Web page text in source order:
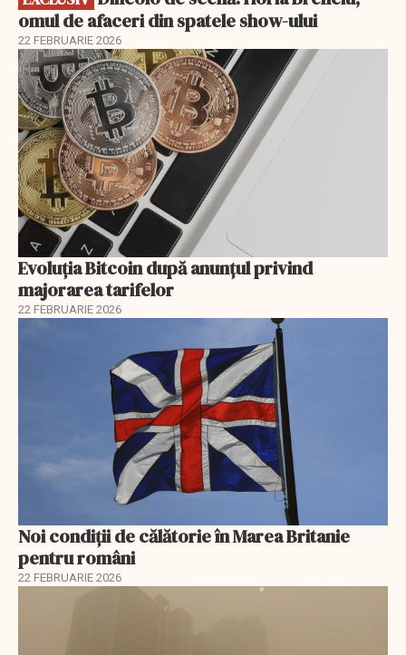
omul de afaceri din spatele show-ului
22 FEBRUARIE 2026
Evoluția Bitcoin după anunțul privind
majorarea tarifelor
22 FEBRUARIE 2026
Noi condiții de călătorie în Marea Britanie
pentru români
22 FEBRUARIE 2026